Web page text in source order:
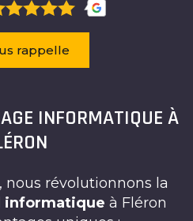
rappelle
INFORMATIQUE À
nous révolutionnons la
informatique à Fléron